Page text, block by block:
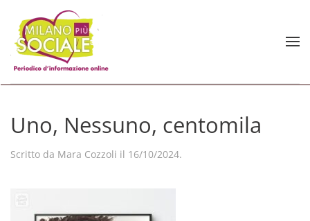
Skip to main content
Uno, Nessuno, centomila
Scritto da Mara Cozzoli il 16/10/2024.